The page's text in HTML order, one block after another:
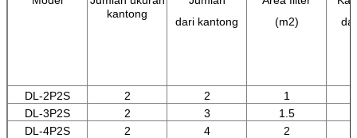
kantong
dari kantong
(m2)
DL-2P2S 2 2 1
DL-3P2S
2 3 1.5
DL-4P2S
2 4 2